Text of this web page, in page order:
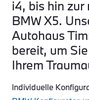
i4, bis hin zur
BMW X5.
Autohaus
bereit, um
Ihrem
Individuelle